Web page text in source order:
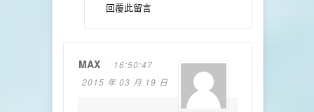
回覆此留言
MAX
16:50:47
2015 年 03 月 19 日